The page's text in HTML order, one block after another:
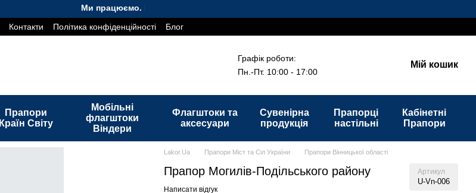
Ми працюємо. Все буде Україна!
Контакти Політика конфіденційності Блог
Графік роботи:
Пн.-Пт. 10:00 - 17:00
Мій кошик
Прапори
Країн Світу
Мобільні
флагштоки
Віндери
Флагштоки та
аксесуари
Сувенірна
продукція
Прапорці
настільні
Кабінетні
Прапори
Lakor.Ua Прапори Міст та Сіл України Прапори Вінницької області
Прапор Могилів-Подільського району Артикул
U-Vn-006
Написати відгук